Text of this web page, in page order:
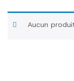
Aucun